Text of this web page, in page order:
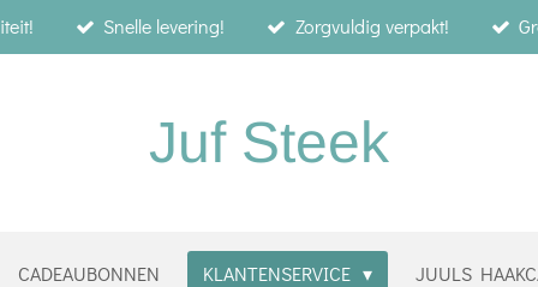
Snelle levering! Zorgvuldig verpakt!
Juf Steek
CADEAUBONNEN KLANTENSERVICE JUULS